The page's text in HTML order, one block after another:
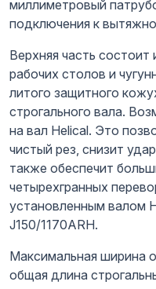
миллиметровый
подключения к
Верхняя часть состоит
рабочих столов и
литого защитного
строгального вала.
на вал Helical. Это
чистый рез, снизит
также обеспечит
четырехгранных
установленным валом
J150/1170ARH.
Максимальная ширина
общая длина